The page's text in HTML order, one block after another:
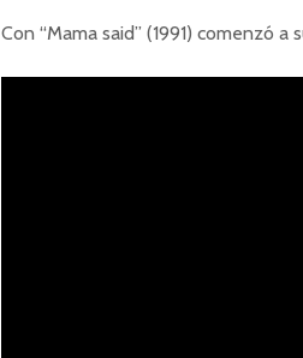
Con “Mama said” (1991) comenzó a